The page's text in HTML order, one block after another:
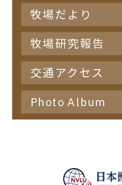
牧場だより
牧場研究報告
交通アクセス
Photo Album